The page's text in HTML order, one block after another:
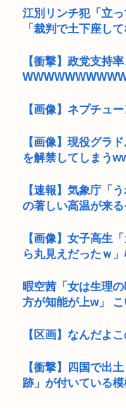
江別リンチ犯「立
「裁判で土下座し
【衝撃】政党支持
【画像】ネプチュ
【画像】現役グラ
を解禁してしまう
【速報】気象庁「
の著しい高温が来る
【画像】女子高生
ら丸見えだったｗ」
暇空茜「女は生理
方が知能が上w」
【区画】なんだよ
【衝撃】四国で出
跡」が付いている